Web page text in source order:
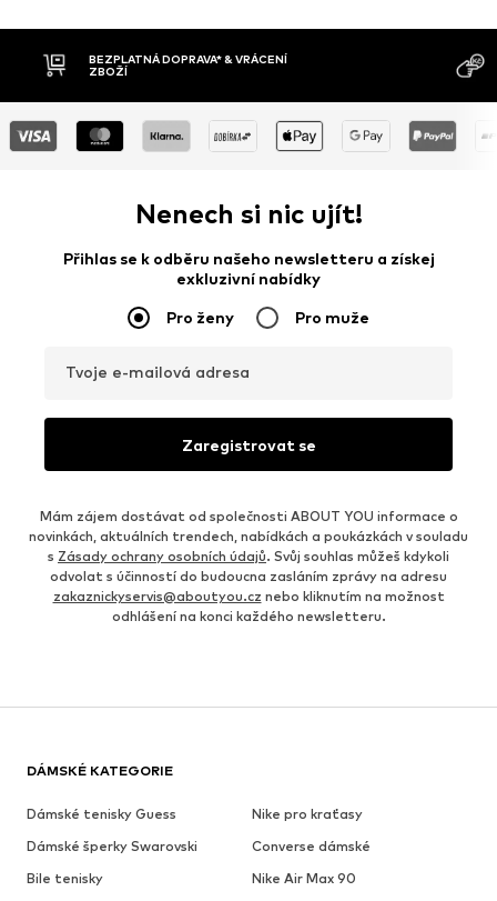
DOBÍRKA
MOŽNOST
Nenech si nic ujít!
Přihlas se k odběru našeho newsletteru a získej
exkluzivní nabídky
Pro ženy Pro muže
Tvoje e-mailová adresa
Zaregistrovat se
Mám zájem dostávat od společnosti ABOUT YOU informace o
novinkách, aktuálních trendech, nabídkách a poukázkách v souladu
s Zásady ochrany osobních údajů. Svůj souhlas můžeš kdykoli
odvolat s účinností do budoucna zasláním zprávy na adresu
zakaznickyservis@aboutyou.cz nebo kliknutím na možnost
odhlášení na konci každého newsletteru.
DÁMSKÉ KATEGORIE
Dámské tenisky Guess
Nike pro kraťasy
Dámské šperky Swarovski
Converse dámské
Bile tenisky
Nike Air Max 90